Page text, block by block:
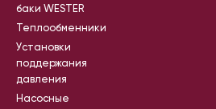
баки WESTER
Теплообменники
Установки
поддержания
давления
Насосные